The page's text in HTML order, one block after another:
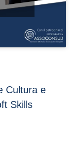
Cultura e
Skills